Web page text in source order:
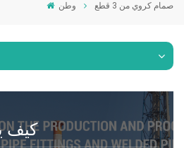
وطن صمام كروي من 3 قطع
كيف